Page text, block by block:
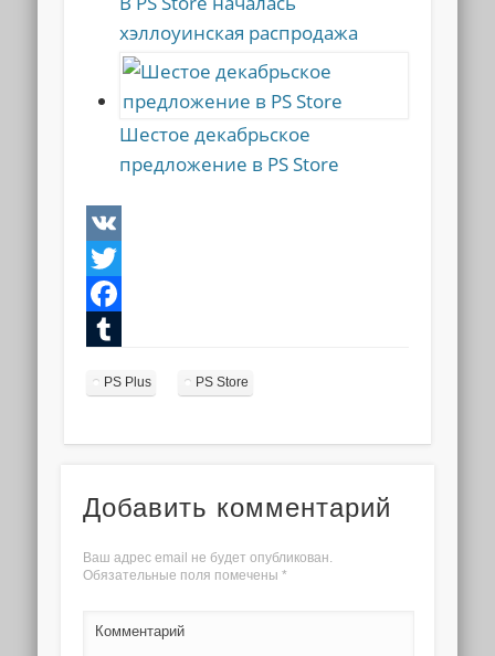
хэллоуинская распродажа
Шестое декабрьское
предложение в PS Store
VK
Twitter
Facebook
PS Plus PS Store
Добавить комментарий
Ваш адрес email не будет опубликован.
Обязательные поля помечены *
Комментарий